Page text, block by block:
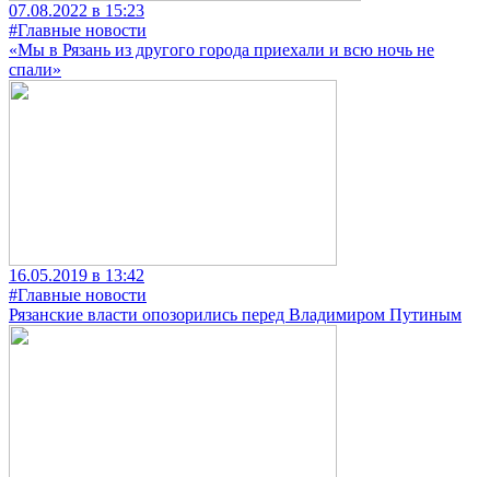
07.08.2022 в 15:23
#Главные новости
«Мы в Рязань из другого города приехали и всю ночь не
спали»
16.05.2019 в 13:42
#Главные новости
Рязанские власти опозорились перед Владимиром Путиным